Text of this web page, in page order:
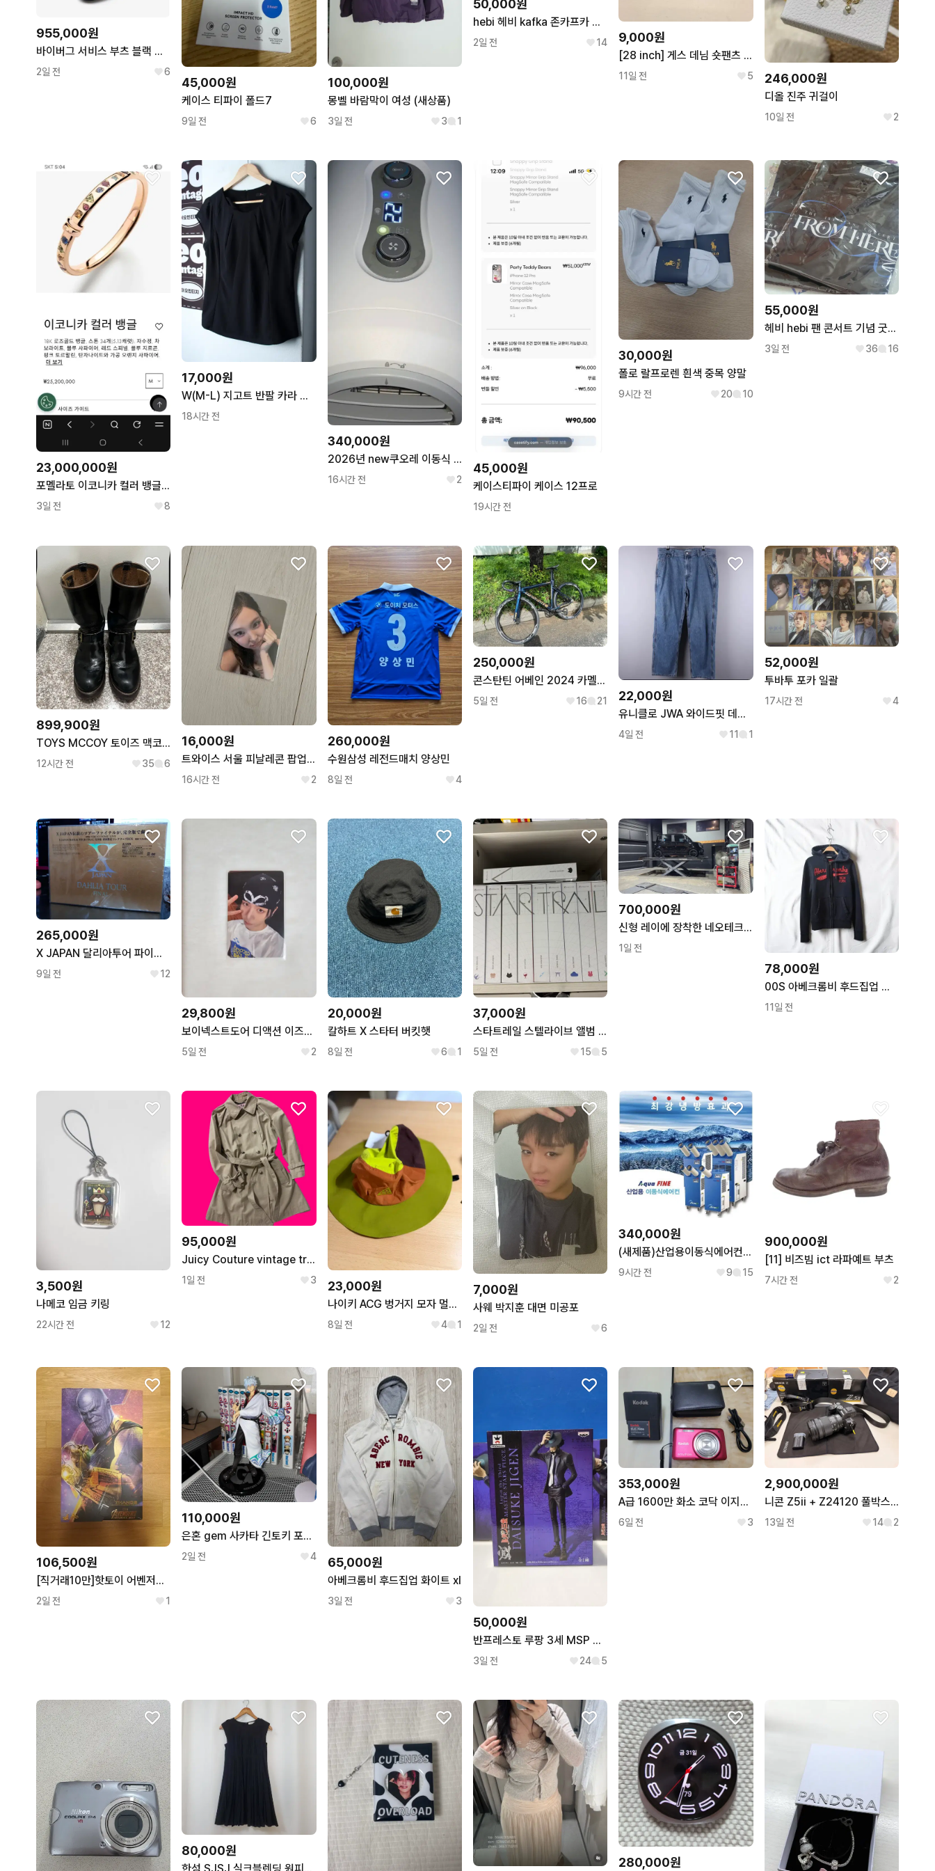
955,000원
바이버그 서비스 부츠 블랙 크롬악셀 9.5E
2일 전 6
45,000원
케이스 티파이 폴드7
9일 전 6
100,000원
몽벨 바람막이 여성 (새상품)
3일 전 3 1
50,000원
hebi 헤비 kafka 존카프카 티셔츠 팝니다
2일 전 14 9,000원
[28 inch] 게스 데님 숏팬츠 핫팬츠
11일 전 5 246,000원
디올 진주 귀걸이
10일 전 2
23,000,000원
포멜라토 이코니카 컬러 뱅글 M
3일 전 8
17,000원
W(M-L) 지고트 반팔 카라 티셔츠 셔츠 남방 블라우스-H36086
18시간 전
340,000원
2026년 new쿠오레 이동식 에어컨 판매합니다
16시간 전 2
45,000원
케이스티파이 케이스 12프로
19시간 전
30,000원
폴로 랄프로렌 흰색 중목 양말
9시간 전 20 10
55,000원
헤비 hebi 팬 콘서트 기념 굿즈 From here md 미개봉 판매
3일 전 36 16
899,900원
TOYS MCCOY 토이즈 맥코이 BECK 7.5D 엔지니어 부츠
12시간 전 35 6
16,000원
트와이스 서울 피날레콘 팝업 4만원 포카 - 나연
16시간 전 2
260,000원
수원삼성 레전드매치 양상민
8일 전 4
250,000원
콘스탄틴 어베인 2024 카멜레온 픽시 로드 판매/대차 자토바이
5일 전 16 21 22,000원
유니클로 JWA 와이드핏 데님팬츠 84cm
4일 전 11 1
52,000원
투바투 포카 일괄
17시간 전 4
265,000원
X JAPAN 달리아투어 파이널 DVD 완전 한정판
9일 전 12
29,800원
보이넥스트도어 디액션 이즈위 4차 영통 태산 포카
5일 전 2
20,000원
칼하트 X 스타터 버킷햇
8일 전 6 1
37,000원
스타트레일 스텔라이브 앨범 개당 (리제 리코 부키 시로 타비팔림)
5일 전 15 5
700,000원
신형 레이에 장착한 네오테크 엔서 서스펜션 판매합니다
1일 전
78,000원
00S 아베크롬비 후드집업 자켓 M0813
11일 전
3,500원
나메코 임금 키링
22시간 전 12
95,000원
Juicy Couture vintage trench coat / M
1일 전 3 23,000원
나이키 ACG 벙거지 모자 멀티컬러
8일 전 4 1
7,000원
사웨 박지훈 대면 미공포
2일 전 6
340,000원
(새제품)산업용이동식에어컨 공업용이동식에어컨 업소용이동식에어컨 공장에어컨
9시간 전 9 15
900,000원
[11] 비즈빔 ict 라파예트 부츠
7시간 전 2
106,500원
[직거래10만]핫토이 어벤저스 인피니티워 타노스
2일 전 1
110,000원
은혼 gem 사카타 긴토키 포크 피규어
2일 전 4 65,000원
아베크롬비 후드집업 화이트 xl
3일 전 3
50,000원
반프레스토 루팡 3세 MSP 지겐 다이스케
3일 전 24 5
353,000원
A급 1600만 화소 코닥 이지쉐어 M5350 컴팩트 디카 감성카메라
6일 전 3
2,900,000원
니콘 Z5ii + Z24120 풀박스 (3000컷 미만)
13일 전 14 2
80,000원
280,000원